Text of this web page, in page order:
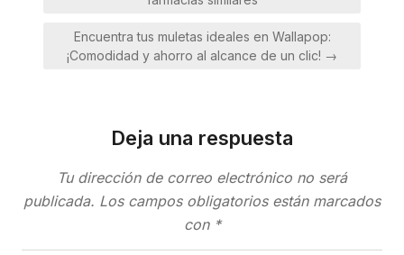
Encuentra tus muletas ideales en Wallapop:
¡Comodidad y ahorro al alcance de un clic! →
Deja una respuesta
Tu dirección de correo electrónico no será
publicada. Los campos obligatorios están marcados
con *